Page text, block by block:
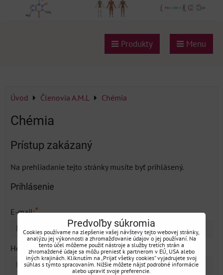
Produkty Menu
Úvod Členovia A.M.L Chémia
Chémia
Prístup zakázaný
Na prehliadanie tejto stránky musíte byť prihlásený.
Prihlásenie
E-mail:*
Heslo:*
Predvoľby súkromia
Cookies používame na zlepšenie vašej návštevy tejto webovej stránky,
analýzu jej výkonnosti a zhromažďovanie údajov o jej používaní. Na
tento účel môžeme použiť nástroje a služby tretích strán a
zhromaždené údaje sa môžu preniesť k partnerom v EÚ, USA alebo
iných krajinách. Kliknutím na „Prijať všetky cookies“ vyjadrujete svoj
súhlas s týmto spracovaním. Nižšie môžete nájsť podrobné informácie
alebo upraviť svoje preferencie.